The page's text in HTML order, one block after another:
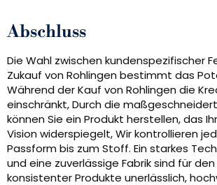
Abschluss
Die Wahl zwischen kundenspezifischer
Zukauf von Rohlingen bestimmt das
Während der Kauf von Rohlingen die
einschränkt, Durch die
können Sie ein Produkt herstellen, das
Vision widerspiegelt, Wir kontrollieren
Passform bis zum Stoff. Ein starkes
und eine zuverlässige Fabrik sind für
konsistenter Produkte unerlässlich,